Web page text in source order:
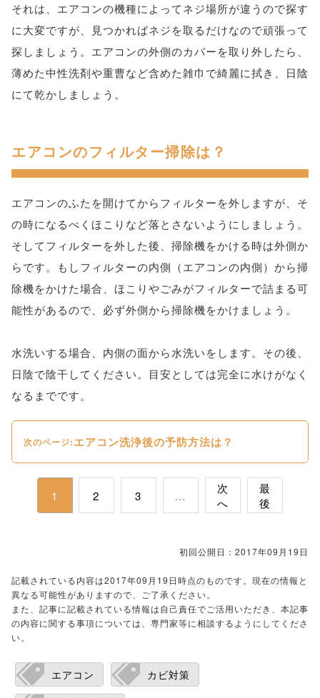
それは、エアコンの機種によってネジ場所が違うので探す
に大変ですが、見つかればネジを取るだけなので頑張って
探しましょう。エアコンの外側のカバーを取り外したら、
薄めた中性洗剤や重曹など含めた雑巾で綺麗に拭き、日陰
にて乾かしましょう。
エアコンのフィルター掃除は？
エアコンのふたを開けてからフィルターを外しますが、そ
の時になるべくほこりなど落とさないようにしましょう。
そしてフィルターを外した後、掃除機をかける時は外側か
らです。もしフィルターの内側（エアコンの内側）から掃
除機をかけた場合、ほこりやごみがフィルターで詰まる可
能性があるので、必ず外側から掃除機をかけましょう。
水洗いする場合、内側の面から水洗いをします。その後、
日陰で陰干してください。目安としては完全に水けがなく
なるまでです。
次のページ:エアコン洗浄後の予防方法は？
1 2 3 ...
次
へ
最
後
初回公開日：2017年09月19日
記載されている内容は2017年09月19日時点のものです。現在の情報と
異なる可能性がありますので、ご了承ください。
また、記事に記載されている情報は自己責任でご活用いただき、本記事
の内容に関する事項については、専門家等に相談するようにしてくださ
い。
エアコン カビ対策